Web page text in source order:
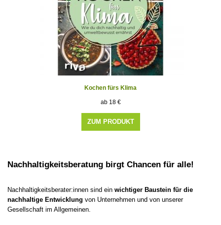
Kochen fürs Klima
18 €
ZUM PRODUKT
Nachhaltigkeitsberatung birgt Chancen für alle!
Nachhaltigkeitsberater:innen sind ein wichtiger Baustein für die
nachhaltige Entwicklung von Unternehmen und von unserer
Gesellschaft im Allgemeinen.